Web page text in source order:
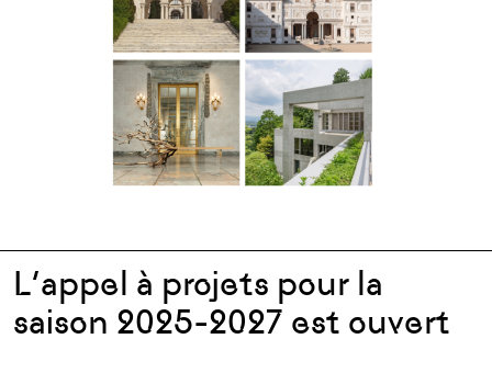
L’appel à projets pour la
saison 2025-2027 est ouvert